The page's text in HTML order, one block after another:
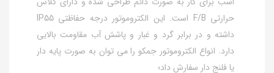
حرارتی F/B است. این الکتروموتور درجه حفاظتی IP55
داشته و در برابر گرد و غبار و پاشش آب مقاومت بالایی
دارد. انواع الکتروموتور جمکو را می توان به صورت پایه دار
یا فلنج دار سفارش داد؛